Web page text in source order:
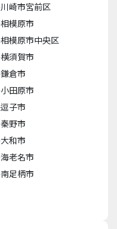
川崎市宮前区
相模原市
相模原市中央区
横須賀市
鎌倉市
小田原市
逗子市
秦野市
大和市
海老名市
南足柄市